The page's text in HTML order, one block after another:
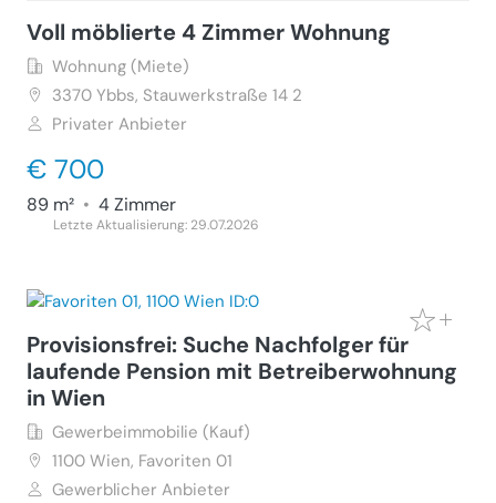
Voll möblierte 4 Zimmer Wohnung
Wohnung (Miete)
3370 Ybbs, Stauwerkstraße 14 2
Privater Anbieter
€ 700
89 m² • 4 Zimmer
Letzte Aktualisierung: 29.07.2026
Provisionsfrei: Suche Nachfolger für
laufende Pension mit Betreiberwohnung
in Wien
Gewerbeimmobilie (Kauf)
1100 Wien, Favoriten 01
Gewerblicher Anbieter